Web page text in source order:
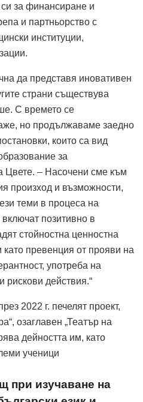
си за финансиране и
и партньорство с
институции,
да представя иновативен
страни съществува
С времето се
но продължаваме заедно
които са вид
за
Цвете. – Насочени сме към
произход и възможности,
теми в процеса на
позитивно в
стойностна ценностна
превенция от прояви на
употреба на
рискови действия.“
2022 г. печелят проект,
озаглавен „Театър на
дейността им, като
ученици
при изучаване на